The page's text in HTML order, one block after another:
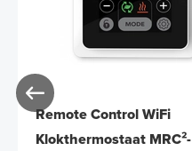
Remote Control WiFi
Klokthermostaat MRC²-